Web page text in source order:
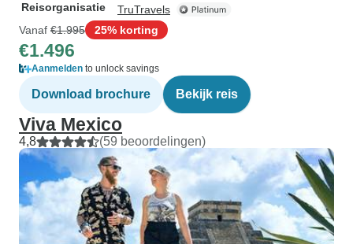
Reisorganisatie
TruTravels
Vanaf €1.995 25% korting
€1.496
Aanmelden to unlock savings
Download brochure Bekijk reis
Viva Mexico
4,8 (59 beoordelingen)